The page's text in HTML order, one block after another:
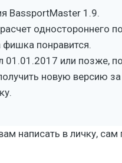
BassportMaster 1.9.
одностороннего
понравится.
01.01.2017 или позже,
новую версию
написать в личку,